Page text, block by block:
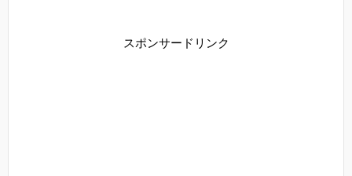
スポンサードリンク